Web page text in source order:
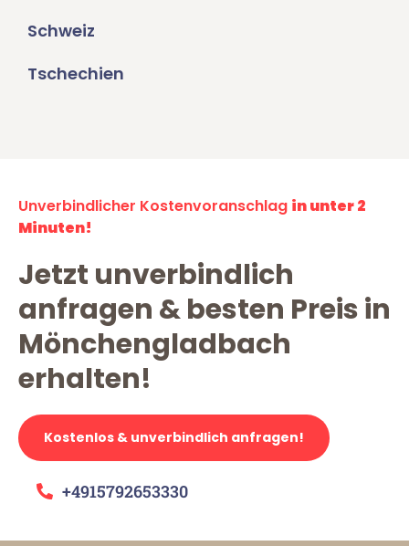
Schweiz
Tschechien
Unverbindlicher Kostenvoranschlag in unter 2
Minuten!
Jetzt unverbindlich
anfragen & besten Preis in
Mönchengladbach
erhalten!
Kostenlos & unverbindlich anfragen!
+4915792653330